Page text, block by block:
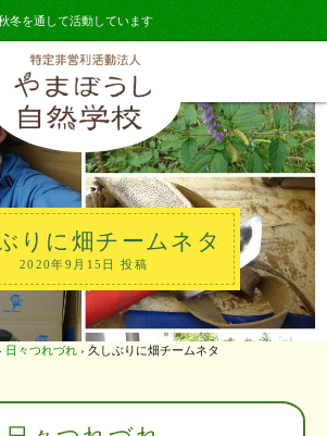
冬を通して活動しています
りに畑チームネタ
2020年9月15日 投稿
› 日々つれづれ › 久しぶりに畑チームネタ